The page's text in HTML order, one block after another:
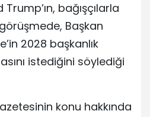
bağışçılarla
Başkan
2028 başkanlık
istediğini söylediği
konu hakkında